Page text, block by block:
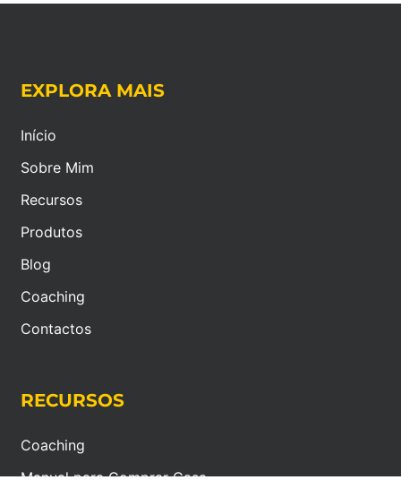
EXPLORA MAIS
Início
Sobre Mim
Recursos
Produtos
Blog
Coaching
Contactos
RECURSOS
Coaching
Manual para Comprar Casa